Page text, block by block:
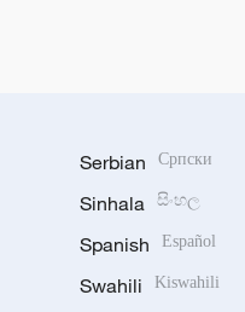
Serbian Српски
Sinhala සිංහල
Spanish Español
Swahili Kiswahili